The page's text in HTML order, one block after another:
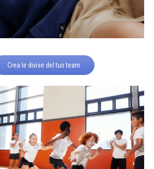
Crea le divise del tuo team